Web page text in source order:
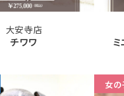
大安寺店
チワワ
女の